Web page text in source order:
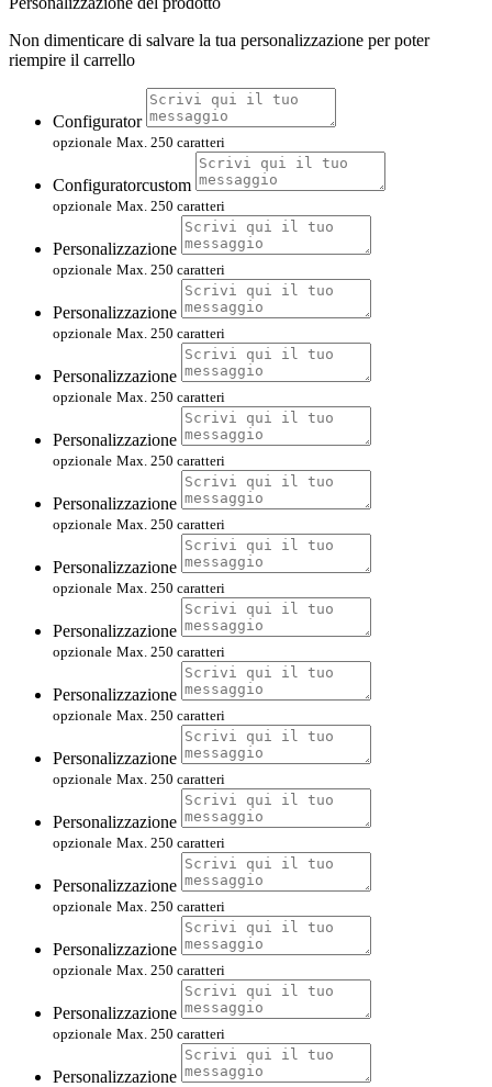
Non dimenticare di salvare la tua personalizzazione per poter
riempire il carrello
Configurator
opzionale Max. 250 caratteri
Configuratorcustom
opzionale Max. 250 caratteri
Personalizzazione
opzionale Max. 250 caratteri
Personalizzazione
opzionale Max. 250 caratteri
Personalizzazione
opzionale Max. 250 caratteri
Personalizzazione
opzionale Max. 250 caratteri
Personalizzazione
opzionale Max. 250 caratteri
Personalizzazione
opzionale Max. 250 caratteri
Personalizzazione
opzionale Max. 250 caratteri
Personalizzazione
opzionale Max. 250 caratteri
Personalizzazione
opzionale Max. 250 caratteri
Personalizzazione
opzionale Max. 250 caratteri
Personalizzazione
opzionale Max. 250 caratteri
Personalizzazione
opzionale Max. 250 caratteri
Personalizzazione
opzionale Max. 250 caratteri
Personalizzazione